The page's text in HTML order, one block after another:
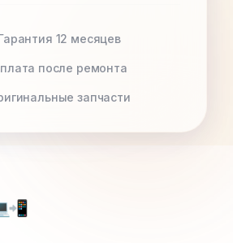
12 месяцев
после ремонта
запчасти
📲